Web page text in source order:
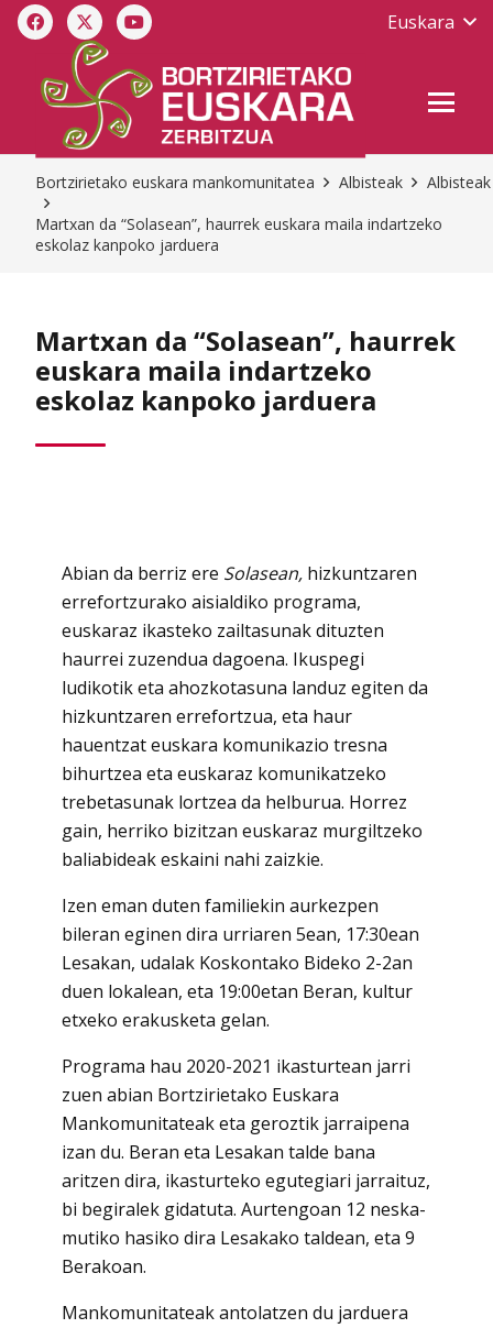
Euskara
Bortzirietako euskara mankomunitatea Albisteak
Albisteak
Martxan da “Solasean”, haurrek euskara maila indartzeko
eskolaz kanpoko jarduera
Martxan da “Solasean”, haurrek
euskara maila indartzeko
eskolaz kanpoko jarduera
Abian da berriz ere Solasean, hizkuntzaren
errefortzurako aisialdiko programa,
euskaraz ikasteko zailtasunak dituzten
haurrei zuzendua dagoena. Ikuspegi
ludikotik eta ahozkotasuna landuz egiten da
hizkuntzaren errefortzua, eta haur
hauentzat euskara komunikazio tresna
bihurtzea eta euskaraz komunikatzeko
trebetasunak lortzea da helburua. Horrez
gain, herriko bizitzan euskaraz murgiltzeko
baliabideak eskaini nahi zaizkie.
Izen eman duten familiekin aurkezpen
bileran eginen dira urriaren 5ean, 17:30ean
Lesakan, udalak Koskontako Bideko 2-2an
duen lokalean, eta 19:00etan Beran, kultur
etxeko erakusketa gelan.
Programa hau 2020-2021 ikasturtean jarri
zuen abian Bortzirietako Euskara
Mankomunitateak eta geroztik jarraipena
izan du. Beran eta Lesakan talde bana
aritzen dira, ikasturteko egutegiari jarraituz,
bi begiralek gidatuta. Aurtengoan 12 neska-
mutiko hasiko dira Lesakako taldean, eta 9
Berakoan.
Mankomunitateak antolatzen du jarduera